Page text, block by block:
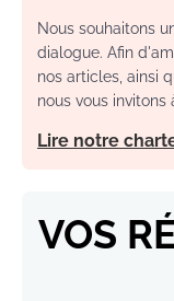
Nous souhaitons
dialogue. Afin
nos articles, ainsi
nous vous invitons
Lire notre
VOS